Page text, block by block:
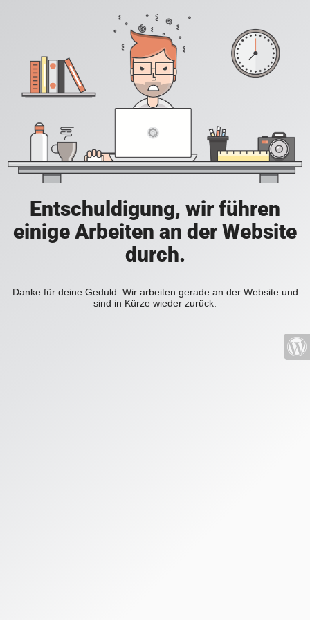
Entschuldigung, wir führen
einige Arbeiten an der Website
durch.
Danke für deine Geduld. Wir arbeiten gerade an der Website und
sind in Kürze wieder zurück.